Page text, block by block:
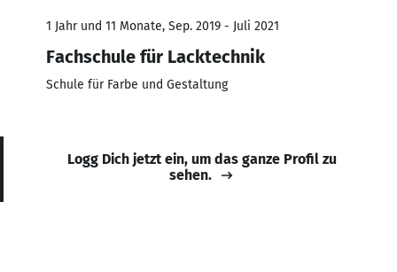
1 Jahr und 11 Monate, Sep. 2019 - Juli 2021
Fachschule für Lacktechnik
Schule für Farbe und Gestaltung
Logg Dich jetzt ein, um das ganze Profil zu
sehen.